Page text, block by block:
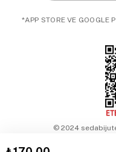
*APP STORE VE GOOGLE
© 2024